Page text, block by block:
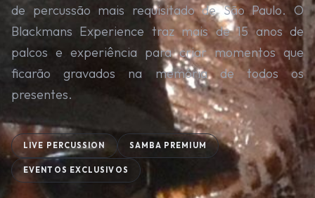
de percussão mais requisitado de São Paulo. O
Blackmans Experience traz mais de 15 anos de
palcos e experiência para criar momentos que
ficarão gravados na memória de todos os
presentes.
LIVE PERCUSSION SAMBA PREMIUM
EVENTOS EXCLUSIVOS